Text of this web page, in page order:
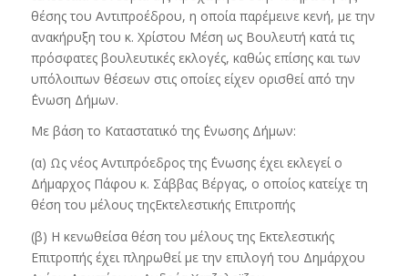
θέσης του Αντιπροέδρου, η οποία παρέμεινε κενή, με την
ανακήρυξη του κ. Χρίστου Μέση ως Βουλευτή κατά τις
πρόσφατες βουλευτικές εκλογές, καθώς επίσης και των
υπόλοιπων θέσεων στις οποίες είχεν ορισθεί από την
΄Ενωση Δήμων.
Με βάση το Καταστατικό της ΄Ενωσης Δήμων:
(α) Ως νέος Αντιπρόεδρος της ΄Ενωσης έχει εκλεγεί ο
Δήμαρχος Πάφου κ. Σάββας Βέργας, ο οποίος κατείχε τη
θέση του μέλους τηςΕκτελεστικής Επιτροπής
(β) Η κενωθείσα θέση του μέλους της Εκτελεστικής
Επιτροπής έχει πληρωθεί με την επιλογή του Δημάρχου